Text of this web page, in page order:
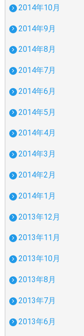
2014年10月
2014年9月
2014年8月
2014年7月
2014年6月
2014年5月
2014年4月
2014年3月
2014年2月
2014年1月
2013年12月
2013年11月
2013年10月
2013年8月
2013年7月
2013年6月